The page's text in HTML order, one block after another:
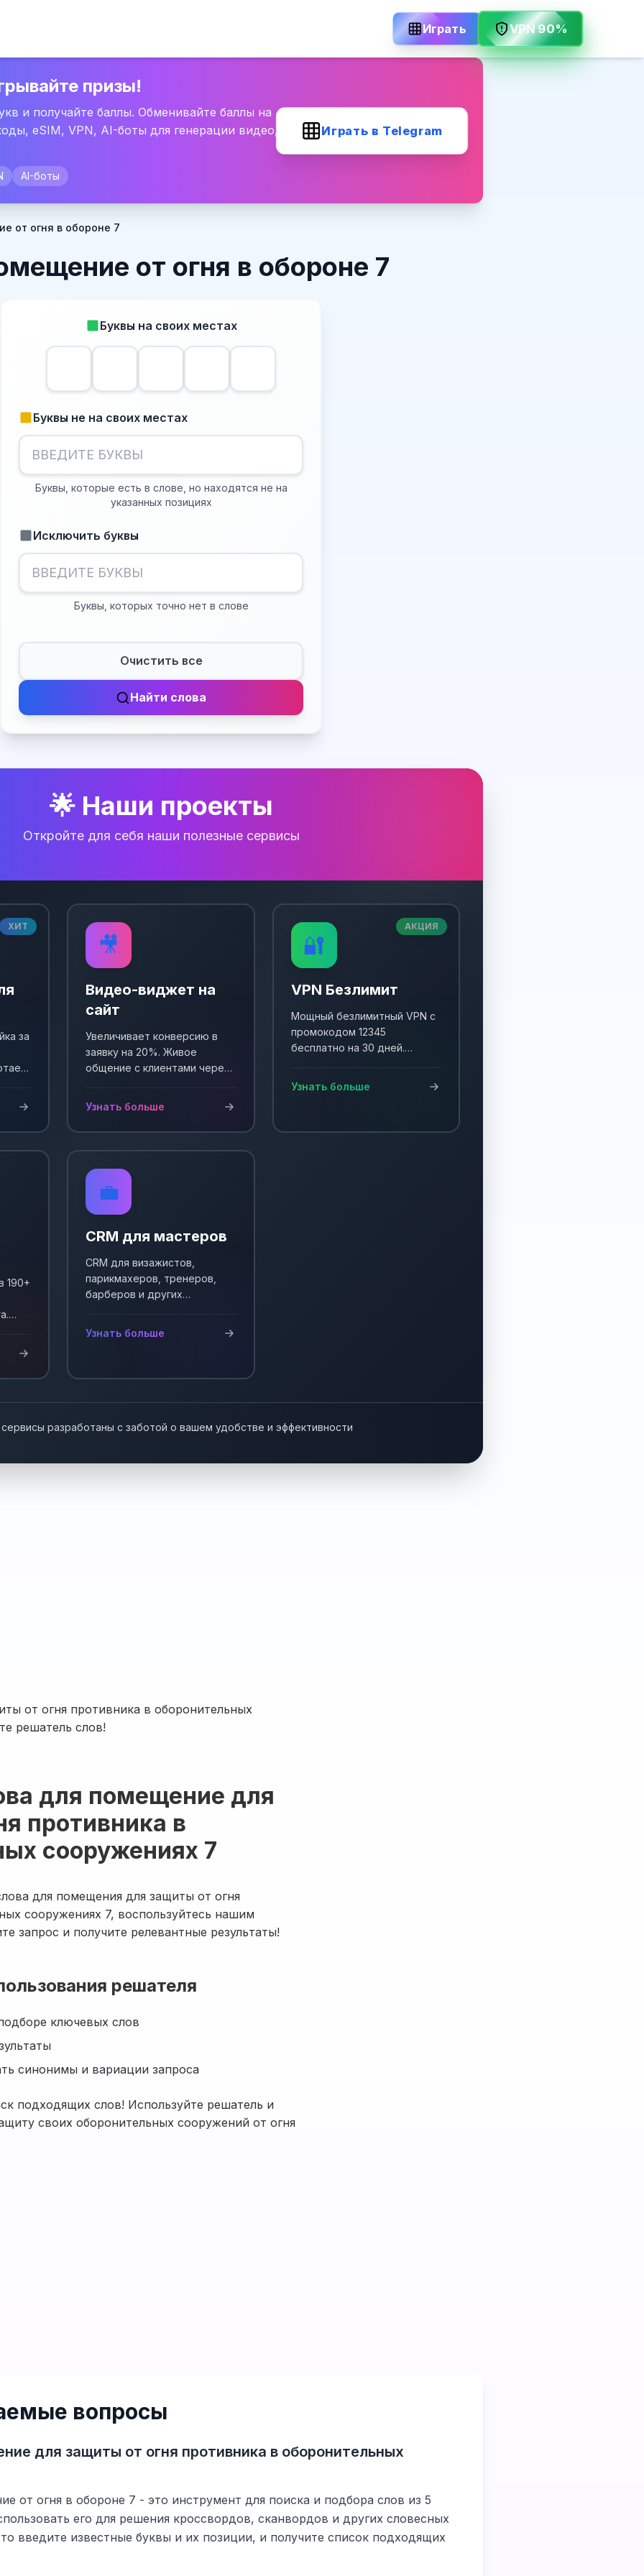
Играть VPN 90%
призы!
и получайте баллы. Обменивайте баллы на
eSIM, VPN, AI-боты для генерации видео,
AI-боты
Играть в Telegram
от огня в обороне 7
от огня в обороне 7
Буквы на своих местах
Буквы не на своих местах
Буквы, которые есть в слове, но находятся не на
указанных позициях
Исключить буквы
Буквы, которых точно нет в слове
Очистить все
Найти слова
🌟 Наши проекты
Откройте для себя наши полезные сервисы
ХИТ
за
🎥
Видео-виджет на
сайт
Увеличивает конверсию в
заявку на 20%. Живое
общение с клиентами через
Узнать больше
АКЦИЯ
🔐
VPN Безлимит
Мощный безлимитный VPN с
промокодом 12345
бесплатно на 30 дней.
Узнать больше
190+
💼
CRM для мастеров
CRM для визажистов,
парикмахеров, тренеров,
барберов и других
Узнать больше
сервисы разработаны с заботой о вашем удобстве и эффективности
от огня противника в оборонительных
решатель слов!
для помещение для
противника в
сооружениях 7
для помещения для защиты от огня
сооружениях 7, воспользуйтесь нашим
запрос и получите релевантные результаты!
решателя
ключевых слов
синонимы и вариации запроса
подходящих слов! Используйте решатель и
своих оборонительных сооружений от огня
вопросы
для защиты от огня противника в оборонительных
от огня в обороне 7 - это инструмент для поиска и подбора слов из 5
его для решения кроссвордов, сканвордов и других словесных
введите известные буквы и их позиции, и получите список подходящих